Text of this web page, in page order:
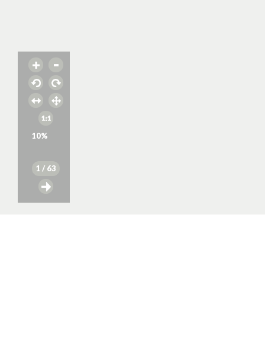
10%
1 / 63